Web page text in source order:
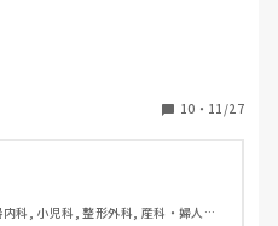
・シャネル・クレドのどれか
んでもらえそうでしょうか？
までもらって嬉しかったもの
にプレゼントを贈った方、ご
10 ・ 11/27
科, 小児科, 整形外科, 産科・婦人科,